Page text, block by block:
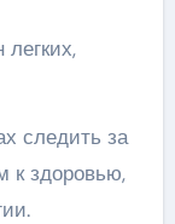
легких,
следить за
к здоровью,